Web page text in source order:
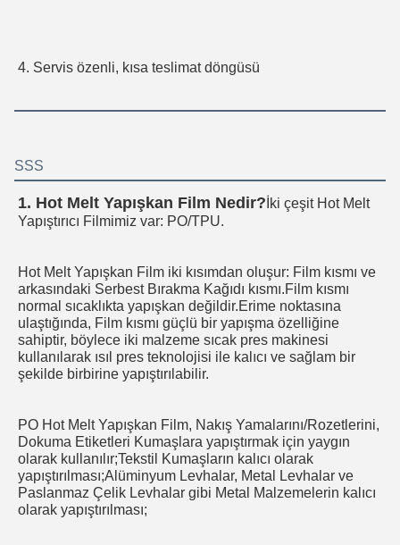
4. Servis özenli, kısa teslimat döngüsü
SSS
1. Hot Melt Yapışkan Film Nedir? İki çeşit Hot Melt
Yapıştırıcı Filmimiz var: PO/TPU.
Hot Melt Yapışkan Film iki kısımdan oluşur: Film kısmı ve
arkasındaki Serbest Bırakma Kağıdı kısmı.Film kısmı
normal sıcaklıkta yapışkan değildir.Erime noktasına
ulaştığında, Film kısmı güçlü bir yapışma özelliğine
sahiptir, böylece iki malzeme sıcak pres makinesi
kullanılarak ısıl pres teknolojisi ile kalıcı ve sağlam bir
şekilde birbirine yapıştırılabilir.
PO Hot Melt Yapışkan Film, Nakış Yamalarını/Rozetlerini,
Dokuma Etiketleri Kumaşlara yapıştırmak için yaygın
olarak kullanılır;Tekstil Kumaşların kalıcı olarak
yapıştırılması;Alüminyum Levhalar, Metal Levhalar ve
Paslanmaz Çelik Levhalar gibi Metal Malzemelerin kalıcı
olarak yapıştırılması;